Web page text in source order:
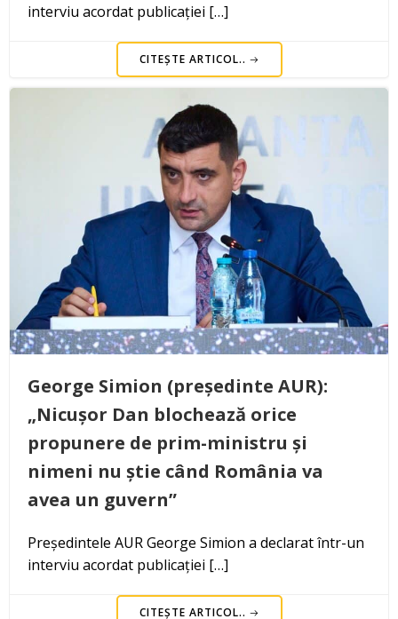
interviu acordat publicației […]
CITEȘTE ARTICOL..
George Simion (președinte AUR):
„Nicușor Dan blochează orice
propunere de prim-ministru și
nimeni nu știe când România va
avea un guvern”
Președintele AUR George Simion a declarat într-un
interviu acordat publicației […]
CITEȘTE ARTICOL..